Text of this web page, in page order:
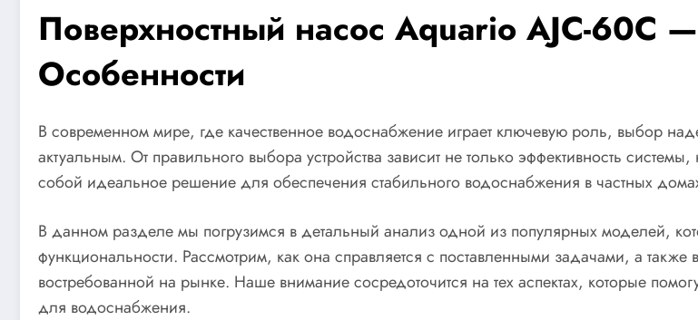
Поверхностный насос Aquario AJC-60C
Особенности
В современном мире, где качественное водоснабжение играет ключевую роль, выбор
актуальным. От правильного выбора устройства зависит не только эффективность
собой идеальное решение для обеспечения стабильного водоснабжения в частных
В данном разделе мы погрузимся в детальный анализ одной из популярных моделей,
функциональности. Рассмотрим, как она справляется с поставленными задачами, а
востребованной на рынке. Наше внимание сосредоточится на тех аспектах, которые
для водоснабжения.